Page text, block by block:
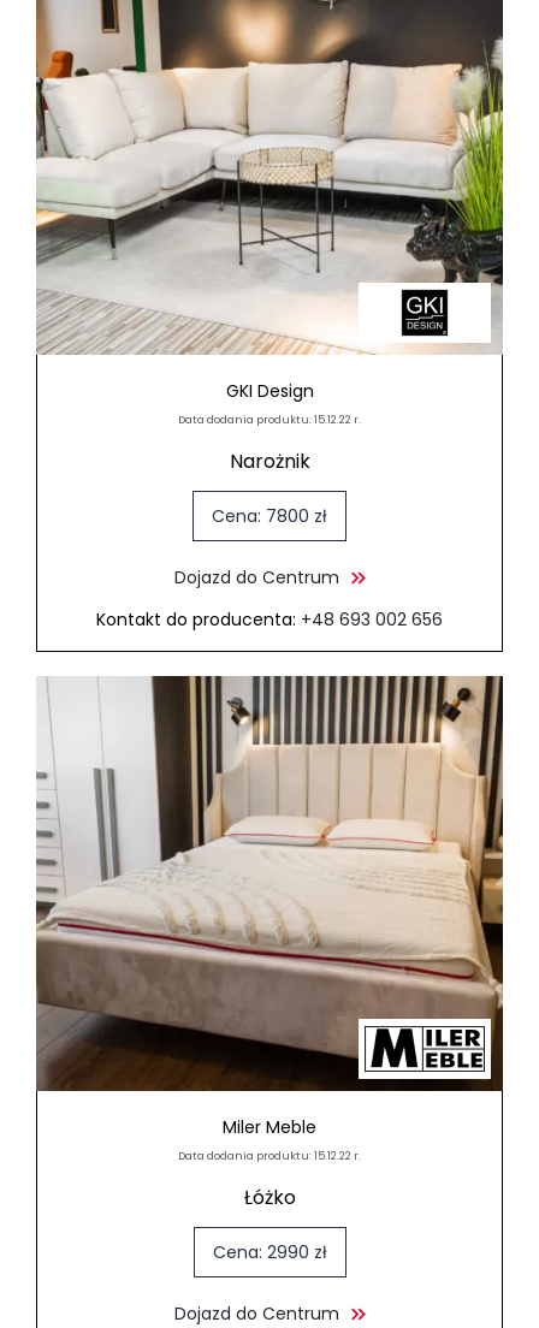
GKI Design
Data dodania produktu: 15.12.22 r.
Narożnik
Cena: 7800 zł
Dojazd do Centrum
Kontakt do producenta: +48 693 002 656
Miler Meble
Data dodania produktu: 15.12.22 r.
Łóżko
Cena: 2990 zł
Dojazd do Centrum